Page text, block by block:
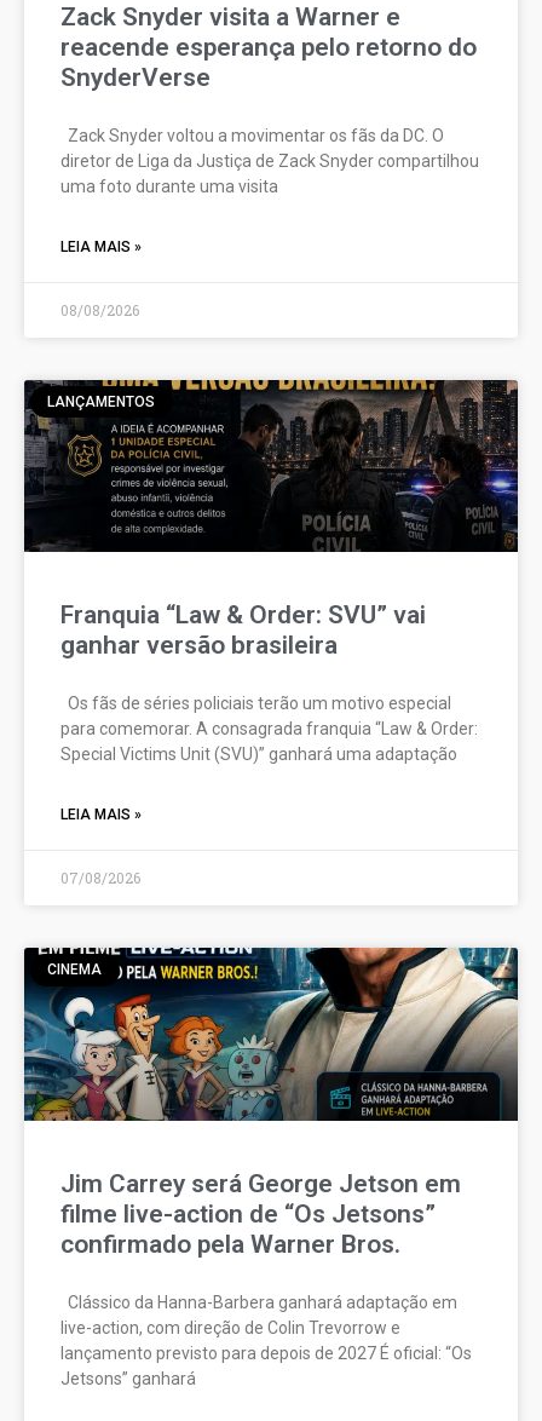
Zack Snyder visita a Warner e
reacende esperança pelo retorno do
SnyderVerse
Zack Snyder voltou a movimentar os fãs da DC. O
diretor de Liga da Justiça de Zack Snyder compartilhou
uma foto durante uma visita
LEIA MAIS »
08/08/2026
LANÇAMENTOS
Franquia “Law & Order: SVU” vai
ganhar versão brasileira
Os fãs de séries policiais terão um motivo especial
para comemorar. A consagrada franquia “Law & Order:
Special Victims Unit (SVU)” ganhará uma adaptação
LEIA MAIS »
07/08/2026
CINEMA
Jim Carrey será George Jetson em
filme live-action de “Os Jetsons”
confirmado pela Warner Bros.
Clássico da Hanna-Barbera ganhará adaptação em
live-action, com direção de Colin Trevorrow e
lançamento previsto para depois de 2027 É oficial: “Os
Jetsons” ganhará